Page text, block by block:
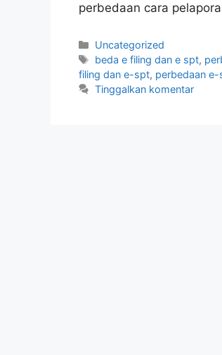
perbedaan cara
Kategori
Uncategorized
Tag
beda e filing dan e spt,
filing dan e-spt, perbedaan
Tinggalkan komentar